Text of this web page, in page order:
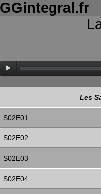
GGintegral.fr
Les
S02E01
S02E02
S02E03
S02E04
Ce site utilise des cookies
naviguant sur ce site vous
réserve que cela fonctionne,
l'utilisation de ces cookies via